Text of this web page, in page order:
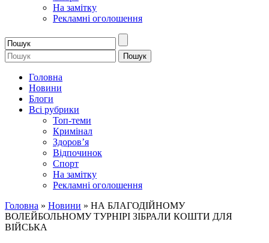
На замітку
Рекламні оголошення
Головна
Новини
Блоги
Всі рубрики
Топ-теми
Кримінал
Здоров’я
Відпочинок
Спорт
На замітку
Рекламні оголошення
Головна » Новини » НА БЛАГОДІЙНОМУ
ВОЛЕЙБОЛЬНОМУ ТУРНІРІ ЗІБРАЛИ КОШТИ ДЛЯ
ВІЙСЬКА